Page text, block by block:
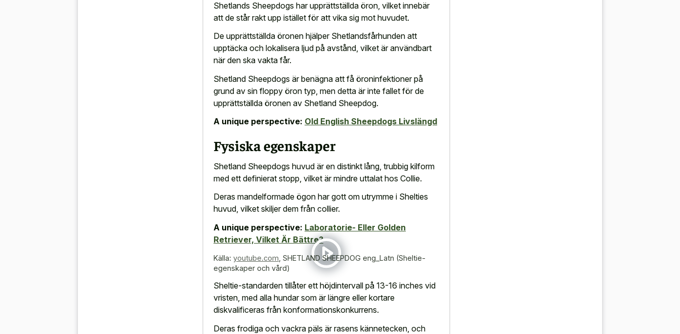
Shetlands Sheepdogs har upprättställda öron, vilket innebär
att de står rakt upp istället för att vika sig mot huvudet.
De upprättställda öronen hjälper Shetlandsfårhunden att
upptäcka och lokalisera ljud på avstånd, vilket är användbart
när den ska vakta får.
Shetland Sheepdogs är benägna att få öroninfektioner på
grund av sin floppy öron typ, men detta är inte fallet för de
upprättställda öronen av Shetland Sheepdog.
A unique perspective: Old English Sheepdogs Livslängd
Fysiska egenskaper
Shetland Sheepdogs huvud är en distinkt lång, trubbig kilform
med ett definierat stopp, vilket är mindre uttalat hos Collie.
Deras mandelformade ögon har gott om utrymme i Shelties
huvud, vilket skiljer dem från collier.
A unique perspective: Laboratorie- Eller Golden
Retriever, Vilket Är Bättre?
Källa: youtube.com SHETLAND SHEEPDOG eng_Latn (Sheltie-
egenskaper och vård)
Sheltie-standarden tillåter ett höjdintervall på 13-16 inches vid
vristen, med alla hundar som är längre eller kortare
diskvalificeras från konformationskonkurrens.
Deras frodiga och vackra päls är rasens kännetecken, och